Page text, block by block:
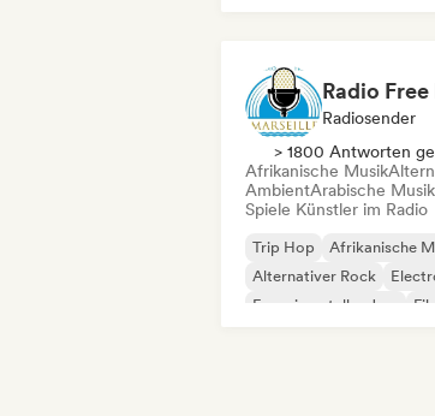
Radio
Radiosender
> 1800 Antworten
Afrikanische Musik
AmbientArabische Musik
Spiele Künstler im Radio
Trip Hop
Afrikanische
Alternativer Rock
Experimenteller Jazz